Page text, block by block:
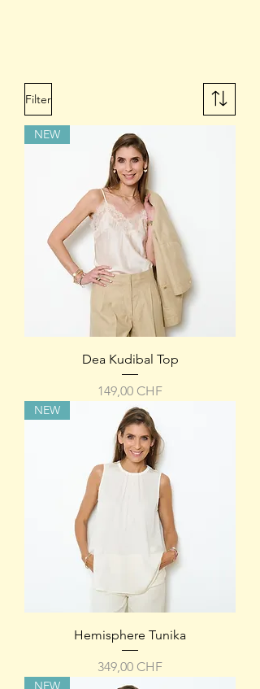
Filter
NEW
Dea Kudibal Top
Preis
149,00 CHF
NEW
Hemisphere Tunika
Preis
349,00 CHF
NEW